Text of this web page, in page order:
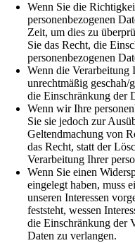
Wenn Sie die
personenbezogenen
Zeit, um dies zu
Sie das Recht, die
personenbezogenen
Wenn die Verarbeitung
unrechtmäßig geschah/
die Einschränkung der
Wenn wir Ihre
Sie sie jedoch zur
Geltendmachung von
das Recht, statt der
Verarbeitung Ihrer
Wenn Sie einen
eingelegt haben, muss
unseren Interessen
feststeht, wessen
die Einschränkung der
Daten zu verlangen.